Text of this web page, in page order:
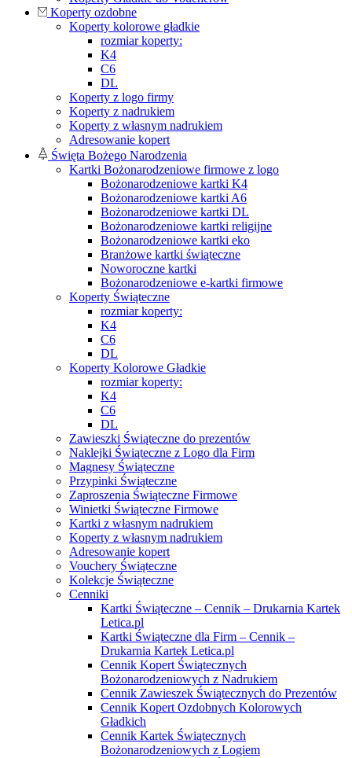
Koperty ozdobne
Koperty kolorowe gładkie
rozmiar koperty:
K4
C6
DL
Koperty z logo firmy
Koperty z nadrukiem
Koperty z własnym nadrukiem
Adresowanie kopert
Święta Bożego Narodzenia
Kartki Bożonarodzeniowe firmowe z logo
Bożonarodzeniowe kartki K4
Bożonarodzeniowe kartki A6
Bożonarodzeniowe kartki DL
Bożonarodzeniowe kartki religijne
Bożonarodzeniowe kartki eko
Branżowe kartki świąteczne
Noworoczne kartki
Bożonarodzeniowe e-kartki firmowe
Koperty Świąteczne
rozmiar koperty:
K4
C6
DL
Koperty Kolorowe Gładkie
rozmiar koperty:
K4
C6
DL
Zawieszki Świąteczne do prezentów
Naklejki Świąteczne z Logo dla Firm
Magnesy Świąteczne
Przypinki Świąteczne
Zaproszenia Świąteczne Firmowe
Winietki Świąteczne Firmowe
Kartki z własnym nadrukiem
Koperty z własnym nadrukiem
Adresowanie kopert
Vouchery Świąteczne
Kolekcje Świąteczne
Cenniki
Kartki Świąteczne – Cennik – Drukarnia Kartek
Letica.pl
Kartki Świąteczne dla Firm – Cennik –
Drukarnia Kartek Letica.pl
Cennik Kopert Świątecznych
Bożonarodzeniowych z Nadrukiem
Cennik Zawieszek Świątecznych do Prezentów
Cennik Kopert Ozdobnych Kolorowych
Gładkich
Cennik Kartek Świątecznych
Bożonarodzeniowych z Logiem